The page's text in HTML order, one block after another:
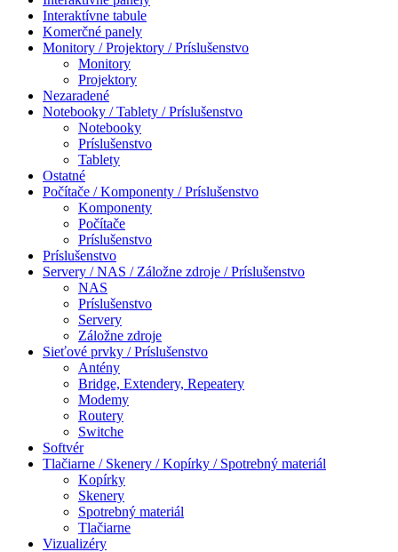
Interaktívne tabule
Komerčné panely
Monitory / Projektory / Príslušenstvo
Monitory
Projektory
Nezaradené
Notebooky / Tablety / Príslušenstvo
Notebooky
Príslušenstvo
Tablety
Ostatné
Počítače / Komponenty / Príslušenstvo
Komponenty
Počítače
Príslušenstvo
Príslušenstvo
Servery / NAS / Záložne zdroje / Príslušenstvo
NAS
Príslušenstvo
Servery
Záložne zdroje
Sieťové prvky / Príslušenstvo
Antény
Bridge, Extendery, Repeatery
Modemy
Routery
Switche
Softvér
Tlačiarne / Skenery / Kopírky / Spotrebný materiál
Kopírky
Skenery
Spotrebný materiál
Tlačiarne
Vizualizéry